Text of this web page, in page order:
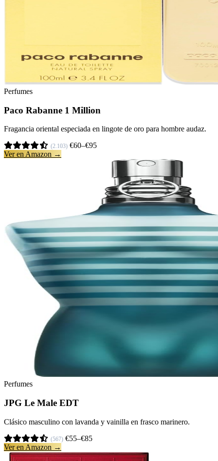
Perfumes
Paco Rabanne 1 Million
Fragancia oriental especiada en lingote de oro para hombre audaz.
(2.103) €60–€95
Ver en Amazon →
Perfumes
JPG Le Male EDT
Clásico masculino con lavanda y vainilla en frasco marinero.
(567) €55–€85
Ver en Amazon →